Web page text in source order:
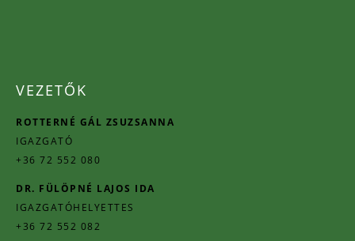
VEZETŐK
ROTTERNÉ GÁL ZSUZSANNA
IGAZGATÓ
+36 72 552 080
DR. FÜLÖPNÉ LAJOS IDA
IGAZGATÓHELYETTES
+36 72 552 082